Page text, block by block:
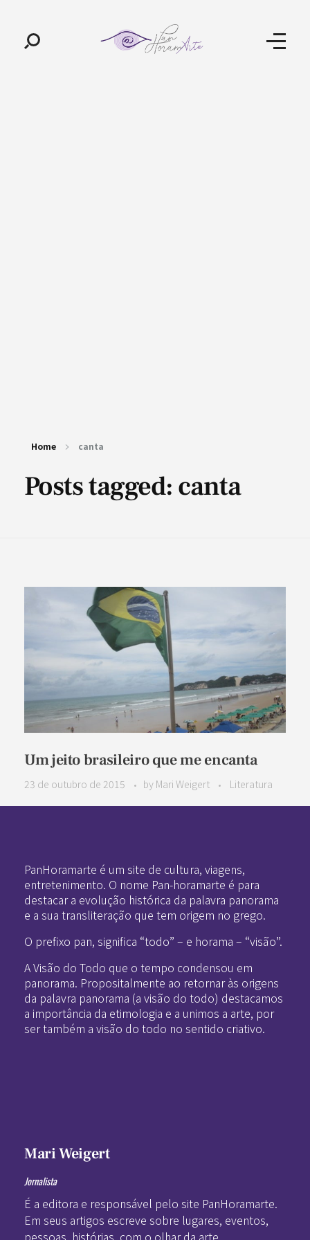
Home canta
Posts tagged: canta
Um jeito brasileiro que me encanta
23 de outubro de 2015 by Mari Weigert Literatura
PanHoramarte é um site de cultura, viagens,
entretenimento. O nome Pan-horamarte é para
destacar a evolução histórica da palavra panorama
e a sua transliteração que tem origem no grego.
O prefixo pan, significa “todo” – e horama – “visão”.
A Visão do Todo que o tempo condensou em
panorama. Propositalmente ao retornar às origens
da palavra panorama (a visão do todo) destacamos
a importância da etimologia e a unimos a arte, por
ser também a visão do todo no sentido criativo.
Mari Weigert
Jornalista
É a editora e responsável pelo site PanHoramarte.
Em seus artigos escreve sobre lugares, eventos,